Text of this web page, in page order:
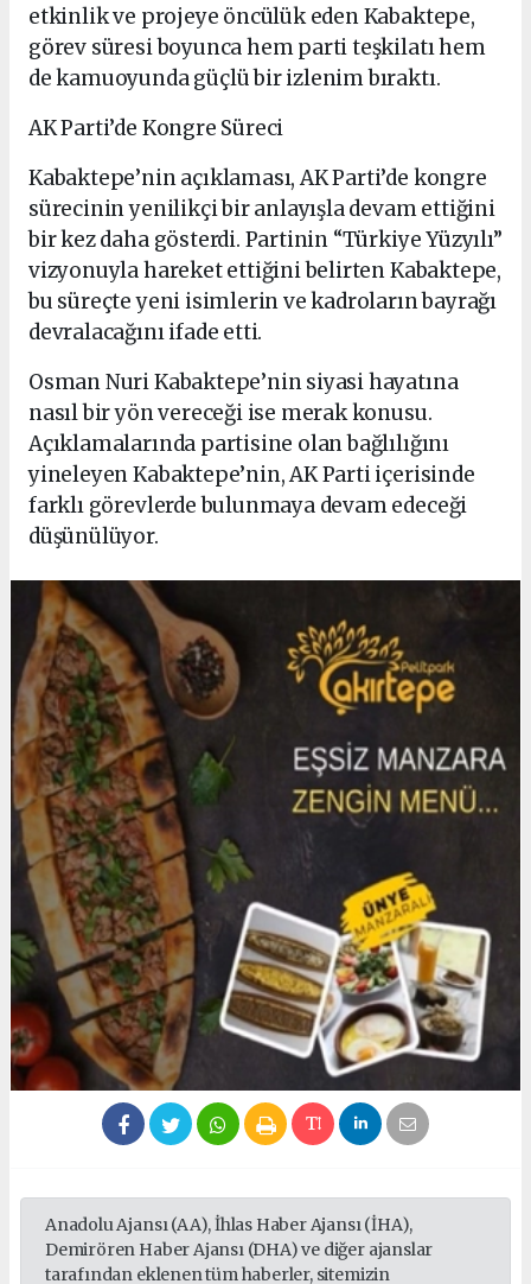
etkinlik ve projeye öncülük eden Kabaktepe,
görev süresi boyunca hem parti teşkilatı hem
de kamuoyunda güçlü bir izlenim bıraktı.
AK Parti’de Kongre Süreci
Kabaktepe’nin açıklaması, AK Parti’de kongre
sürecinin yenilikçi bir anlayışla devam ettiğini
bir kez daha gösterdi. Partinin “Türkiye Yüzyılı”
vizyonuyla hareket ettiğini belirten Kabaktepe,
bu süreçte yeni isimlerin ve kadroların bayrağı
devralacağını ifade etti.
Osman Nuri Kabaktepe’nin siyasi hayatına
nasıl bir yön vereceği ise merak konusu.
Açıklamalarında partisine olan bağlılığını
yineleyen Kabaktepe’nin, AK Parti içerisinde
farklı görevlerde bulunmaya devam edeceği
düşünülüyor.
Anadolu Ajansı (AA), İhlas Haber Ajansı (İHA),
Demirören Haber Ajansı (DHA) ve diğer ajanslar
tarafından eklenen tüm haberler, sitemizin